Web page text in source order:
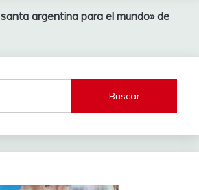
argentina para el mundo» de
Buscar